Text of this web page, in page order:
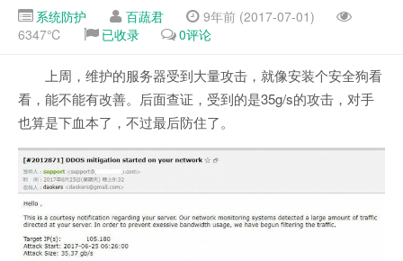
系统防护 百蔬君
9年前 (2017-07-01)
6347℃
已收录 0评论
上周，维护的服务器受到大量攻击，就像安装个安全狗看
看，能不能有改善。后面查证，受到的是35g/s的攻击，对手
也算是下血本了，不过最后防住了。